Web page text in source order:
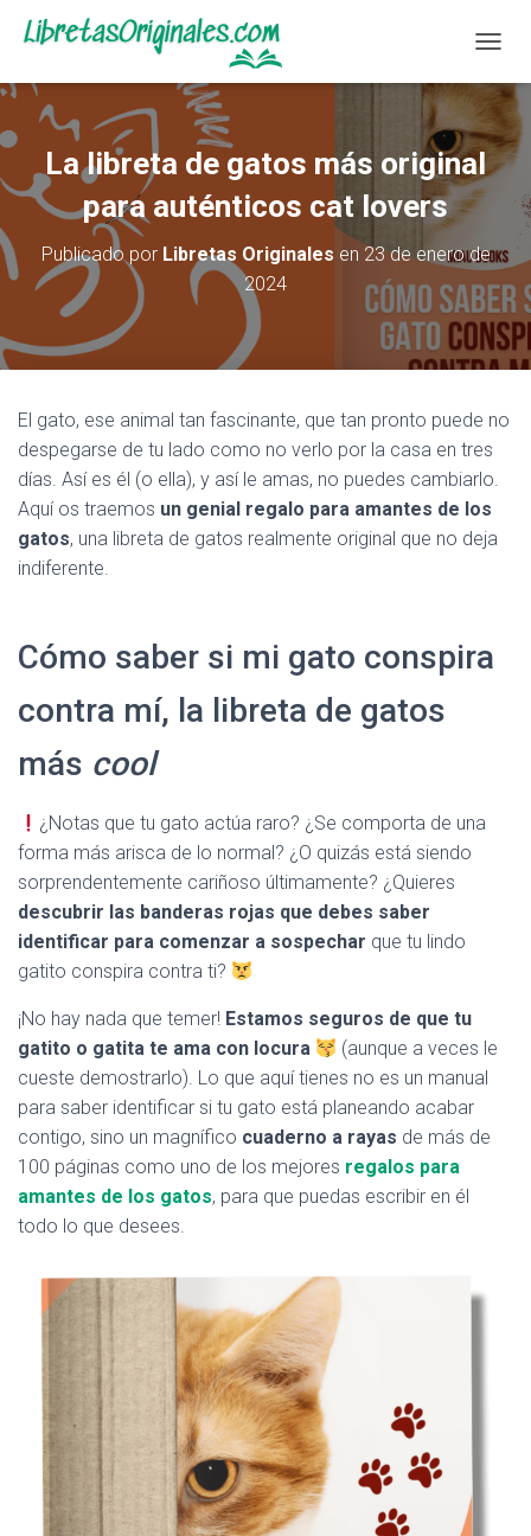
A
B
A
D
O
D
E
N
A
E
G
C
I
Ó
La libreta de gatos más original
para auténticos cat lovers
Publicado por Libretas Originales en 23 de enero de
2024
El gato, ese animal tan fascinante, que tan pronto puede no
despegarse de tu lado como no verlo por la casa en tres
días. Así es él (o ella), y así le amas, no puedes cambiarlo.
Aquí os traemos un genial regalo para amantes de los
gatos, una libreta de gatos realmente original que no deja
indiferente.
Cómo saber si mi gato conspira
contra mí, la libreta de gatos
más cool
¿Notas que tu gato actúa raro? ¿Se comporta de una
forma más arisca de lo normal? ¿O quizás está siendo
sorprendentemente cariñoso últimamente? ¿Quieres
descubrir las banderas rojas que debes saber
identificar para comenzar a sospechar que tu lindo
gatito conspira contra ti?
¡No hay nada que temer! Estamos seguros de que tu
gatito o gatita te ama con locura
(aunque a veces le
cueste demostrarlo). Lo que aquí tienes no es un manual
para saber identificar si tu gato está planeando acabar
contigo, sino un magnífico cuaderno a rayas de más de
100 páginas como uno de los mejores regalos para
amantes de los gatos, para que puedas escribir en él
todo lo que desees.